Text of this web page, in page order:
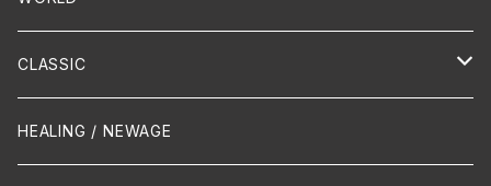
Hip-Hop/Dancehall Reggae
Piano
Crossover / Fusion
HAWAIIAN
Chanson
CLASSIC
Piano
HEALING / NEWAGE